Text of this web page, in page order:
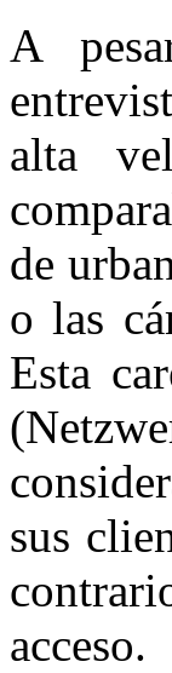
A
alta
de
o las
Esta
(
sus
acceso.